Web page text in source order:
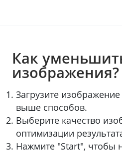
Как
изображения?
Загрузите
выше способов.
Выберите качество
оптимизации
Нажмите "Start", чтобы